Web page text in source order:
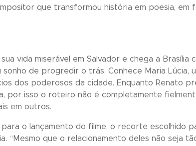
que transformou história em poesia, em
vida miserável em Salvador e chega a
de progredir o trás. Conhece Maria Lúcia,
dos poderosos da cidade. Enquanto Renato
por isso o roteiro não é completamente
em outros.
o lançamento do filme, o recorte escolhido
“Mesmo que o relacionamento deles não seja